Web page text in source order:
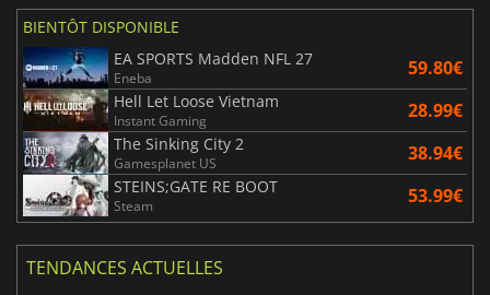
BIENTÔT DISPONIBLE
EA SPORTS Madden NFL 27
Eneba 59.80€
Hell Let Loose Vietnam
Instant Gaming 28.99€
The Sinking City 2
Gamesplanet US 38.94€
STEINS;GATE RE BOOT
Steam 53.99€
TENDANCES ACTUELLES